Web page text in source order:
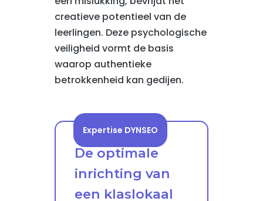
creatieve potentieel van de
leerlingen. Deze psychologische
veiligheid vormt de basis
waarop authentieke
betrokkenheid kan gedijen.
Expertise DYNSEO
De optimale
inrichting van
een klaslokaal